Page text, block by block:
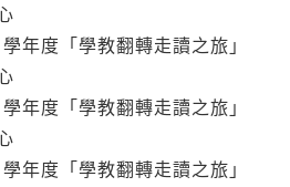
年度「學教翻轉走讀之旅」
年度「學教翻轉走讀之旅」
年度「學教翻轉走讀之旅」